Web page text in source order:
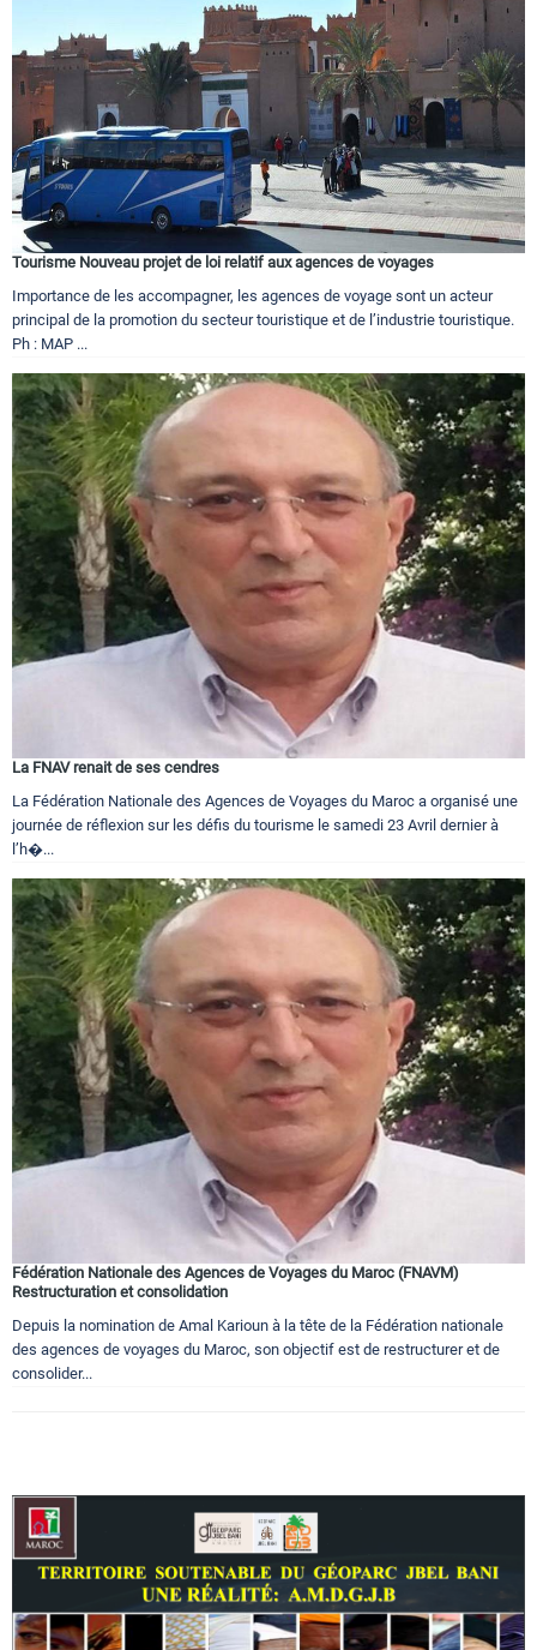
Tourisme Nouveau projet de loi relatif aux agences de voyages
Importance de les accompagner, les agences de voyage sont un acteur
principal de la promotion du secteur touristique et de l’industrie touristique.
Ph : MAP ...
La FNAV renait de ses cendres
La Fédération Nationale des Agences de Voyages du Maroc a organisé une
journée de réflexion sur les défis du tourisme le samedi 23 Avril dernier à
l’h�...
Fédération Nationale des Agences de Voyages du Maroc (FNAVM)
Restructuration et consolidation
Depuis la nomination de Amal Karioun à la tête de la Fédération nationale
des agences de voyages du Maroc, son objectif est de restructurer et de
consolider...